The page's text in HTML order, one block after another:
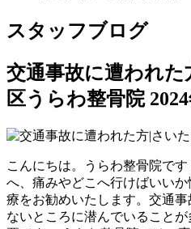
スタッフブログ
交通事故に遭われた
区うらわ整骨院
こんにちは。うらわ整骨院で
へ、痛みやどこへ行けばいい
療をお勧めいたします。交通
ないところに潜んでいること